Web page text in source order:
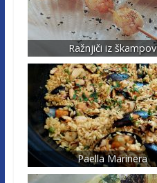
Ražnjiči iz škampov
Paella Marinera